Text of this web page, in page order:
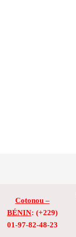
Cotonou –
BÉNIN: (+229)
01-97-82-48-23